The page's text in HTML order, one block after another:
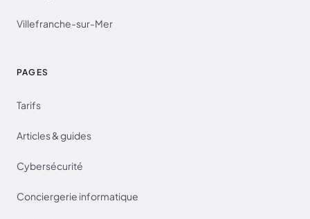
Villefranche-sur-Mer
PAGES
Tarifs
Articles & guides
Cybersécurité
Conciergerie informatique